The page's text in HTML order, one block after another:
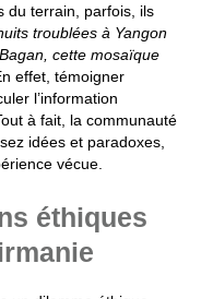
du terrain, parfois, ils
troublées à Yangon
cette mosaïque
effet, témoigner
l’information
à fait, la communauté
idées et paradoxes,
vécue.
éthiques